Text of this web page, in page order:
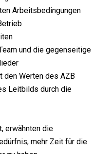
Arbeitsbedingungen
und die gegenseitige
den Werten des AZB
Leitbilds durch die
erwähnten die
mehr Zeit für die